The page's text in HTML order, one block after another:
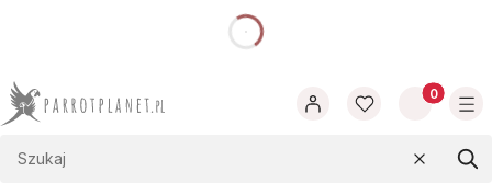
Produkty
Wyczyść